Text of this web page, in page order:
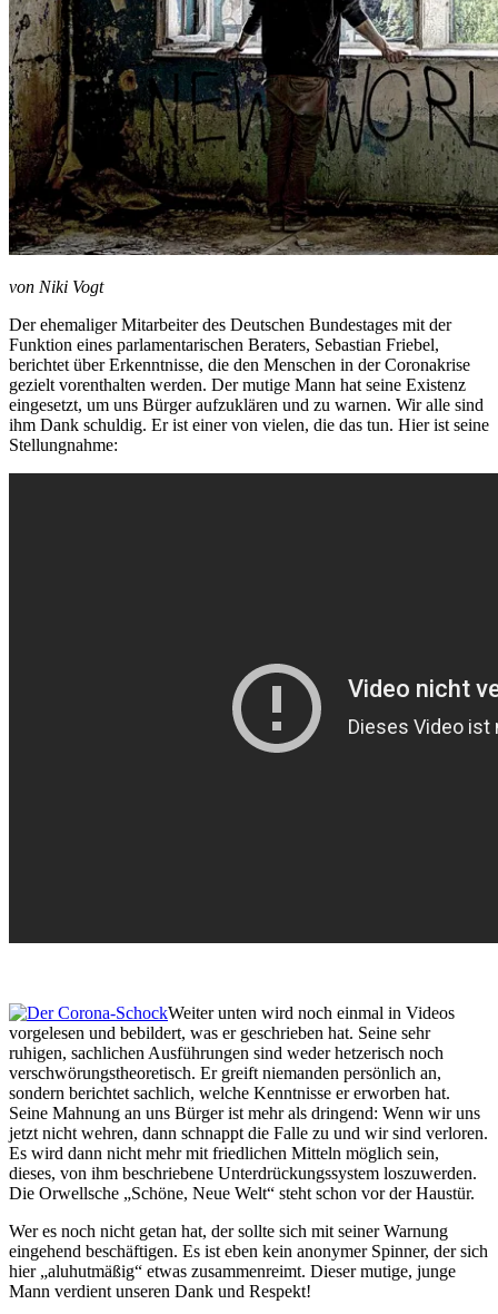
von Niki Vogt
Der ehemaliger Mitarbeiter des Deutschen Bundestages mit der
Funktion eines parlamentarischen Beraters, Sebastian Friebel,
berichtet über Erkenntnisse, die den Menschen in der Coronakrise
gezielt vorenthalten werden. Der mutige Mann hat seine Existenz
eingesetzt, um uns Bürger aufzuklären und zu warnen. Wir alle sind
ihm Dank schuldig. Er ist einer von vielen, die das tun. Hier ist seine
Stellungnahme:
Weiter unten wird noch einmal in Videos
vorgelesen und bebildert, was er geschrieben hat. Seine sehr
ruhigen, sachlichen Ausführungen sind weder hetzerisch noch
verschwörungstheoretisch. Er greift niemanden persönlich an,
sondern berichtet sachlich, welche Kenntnisse er erworben hat.
Seine Mahnung an uns Bürger ist mehr als dringend: Wenn wir uns
jetzt nicht wehren, dann schnappt die Falle zu und wir sind verloren.
Es wird dann nicht mehr mit friedlichen Mitteln möglich sein,
dieses, von ihm beschriebene Unterdrückungssystem loszuwerden.
Die Orwellsche „Schöne, Neue Welt“ steht schon vor der Haustür.
Wer es noch nicht getan hat, der sollte sich mit seiner Warnung
eingehend beschäftigen. Es ist eben kein anonymer Spinner, der sich
hier „aluhutmäßig“ etwas zusammenreimt. Dieser mutige, junge
Mann verdient unseren Dank und Respekt!